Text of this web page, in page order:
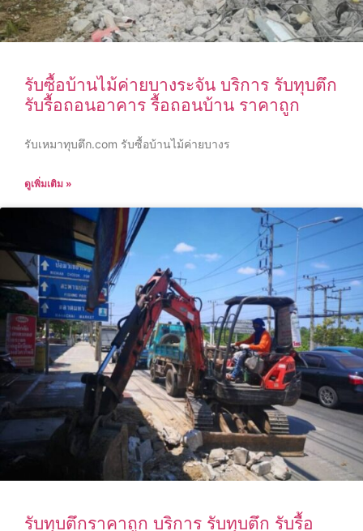
รับซื้อบ้านไม้ค่ายบางระจัน บริการ รับทุบตึก
รับรื้อถอนอาคาร รื้อถอนบ้าน ราคาถูก
รับเหมาทุบตึก.com รับซื้อบ้านไม้ค่ายบางร
ดูเพิ่มเติม »
รับทุบตึกราคาถูก บริการ รับทุบตึก รับรื้อ